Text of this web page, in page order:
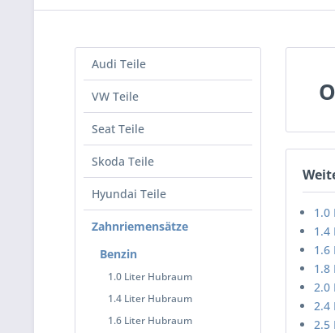
Audi Teile
VW Teile
Seat Teile
Skoda Teile
Hyundai Teile
Zahnriemensätze
Benzin
1.0 Liter Hubraum
1.4 Liter Hubraum
1.6 Liter Hubraum
1.0
1.4
1.6
1.8
2.0
2.4
2.5